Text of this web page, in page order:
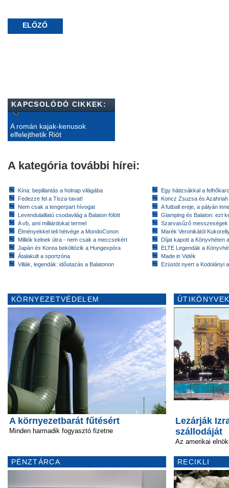
ELŐZŐ
KAPCSOLÓDÓ CIKKEK:
A román kajak-kenusok
elfelejthetik Riót
A kategória további hírei:
Kína: bepillantás a holnap világába
Fedezze fel a Tisza-tavat!
Nem csak a tengerpart hívogat
Levendulaillatú csodavilág a Balaton fölött
A vb, ami milliárdokat termel
Élményekkel teli hétvége a MondoConon
Milliók kelnek útra - nem csak a meccsekért
Japán és Korea beköltözik a Hungexpóra
Átalakult a sportzóna
Villák, legendák: időutazás a Balatonon
Egy hátizsákkal a
Koncz Zsuzsa és
A futball ereje, a pályán
Glamping és Balaton: ezt
Szarvasűző messzeségek
Marék Veronikától
Díjat kapott a Könyvhéten
ELTE Legendák a
Made in Vidék
Ezüstöt nyert a Kodolányi
KÖRNYEZETVÉDELEM
A környezetbarát fűtésért
Minden harmadik fogyasztó fizetne
PÉNZTÁRCA
Lezárják
szállodáját
Az amerikai
RECIKLI